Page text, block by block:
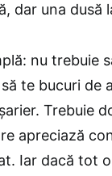
dar una dusă
nu trebuie
te bucuri de
Trebuie
apreciază
Iar dacă tot